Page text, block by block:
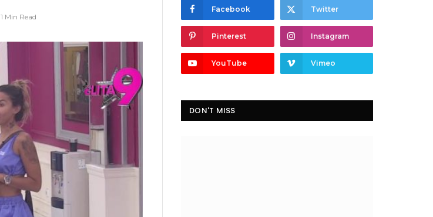
1 Min Read
Facebook Twitter
Pinterest Instagram
YouTube Vimeo
DON'T MISS